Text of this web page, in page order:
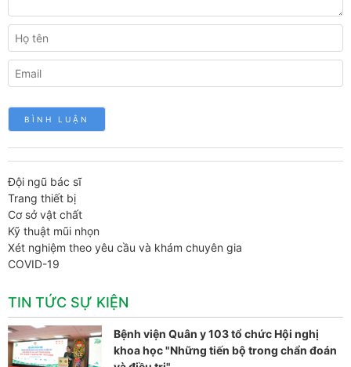
Đội ngũ bác sĩ
Trang thiết bị
Cơ sở vật chất
Kỹ thuật mũi nhọn
Xét nghiệm theo yêu cầu và khám chuyên gia
COVID-19
TIN TỨC SỰ KIỆN
Bệnh viện Quân y 103 tổ chức Hội nghị
khoa học "Những tiến bộ trong chẩn đoán